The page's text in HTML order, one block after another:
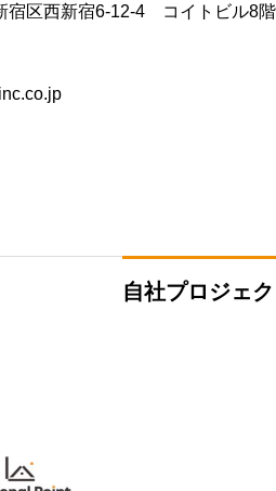
区西新宿6-12-4 コイトビル8階
自社プロジェク